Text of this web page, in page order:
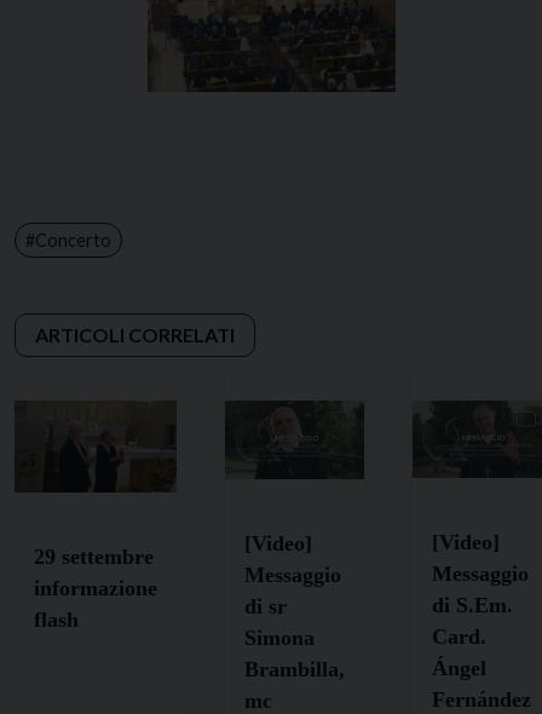
Concerto
29 settembre
informazione
flash
[Video]
Messaggio
di sr
Simona
Brambilla,
mc
[Video]
Messaggio
di S.Em.
Card.
Ángel
Fernández